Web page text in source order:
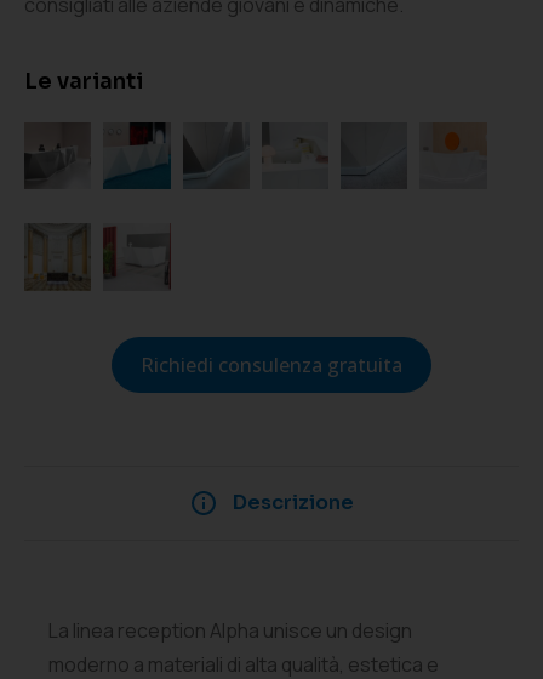
Le varianti
Richiedi consulenza gratuita
Descrizione
La linea reception Alpha unisce un design
moderno a materiali di alta qualità, estetica e